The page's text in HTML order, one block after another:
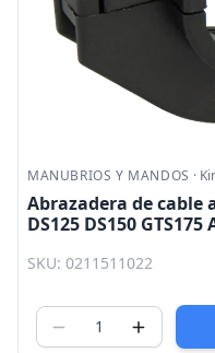
MANUBRIOS Y MANDOS ·
Abrazadera de cable
DS125 DS150
SKU: 0211511022